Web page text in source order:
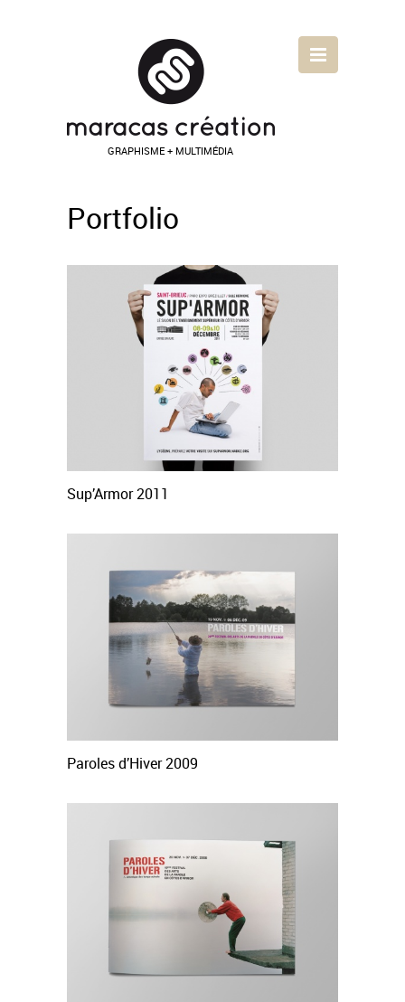
GRAPHISME + MULTIMÉDIA
Portfolio
Sup’Armor 2011
Paroles d’Hiver 2009